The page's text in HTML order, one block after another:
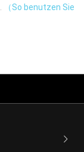
（So benutzen Sie